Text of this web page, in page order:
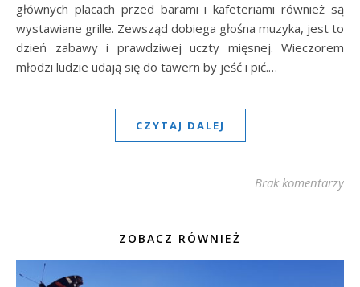
głównych placach przed barami i kafeteriami również są
wystawiane grille. Zewsząd dobiega głośna muzyka, jest to
dzień zabawy i prawdziwej uczty mięsnej. Wieczorem
młodzi ludzie udają się do tawern by jeść i pić.…
CZYTAJ DALEJ
Brak komentarzy
ZOBACZ RÓWNIEŻ